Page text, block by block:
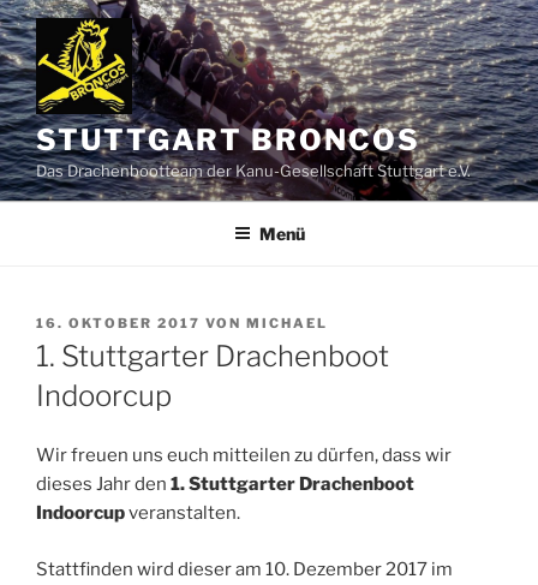
Zum
Inhalt
springen
STUTTGART BRONCOS
Das Drachenbootteam der Kanu-Gesellschaft Stuttgart e.V.
Menü
VERÖFFENTLICHT
AM
16. OKTOBER 2017 VON MICHAEL
1. Stuttgarter Drachenboot
Indoorcup
Wir freuen uns euch mitteilen zu dürfen, dass wir
dieses Jahr den 1. Stuttgarter Drachenboot
Indoorcupveranstalten.
Stattfinden wird dieser am 10. Dezember 2017 im